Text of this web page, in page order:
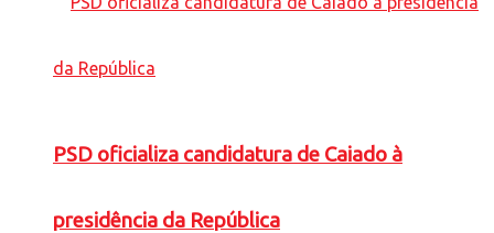
PSD oficializa candidatura de Caiado à
presidência da República